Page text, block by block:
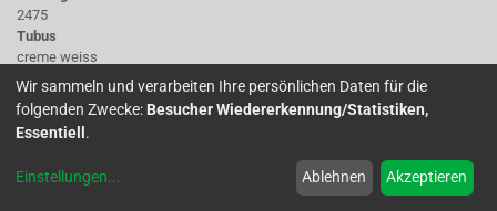
2475
Tubus
creme weiss
Sepalen
creme weiss
Korolle/Petalen
Hellorange
gefüllt, creme weiß
Wir sammeln und verarbeiten Ihre persönlichen Daten für die
folgenden Zwecke: Besucher Wiedererkennung/Statistiken,
Essentiell .
Einstellungen... Ablehnen Akzeptieren